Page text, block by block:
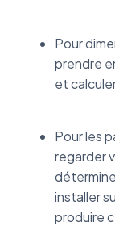
Pour
prendre
et
Pour les
regarder
installer
produire
Comment
solaires ?